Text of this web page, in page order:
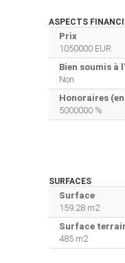
ASPECTS
Prix
1050000 EUR
Bien soumis à
Non
Honoraires (en
5000000 %
SURFACES
Surface
159.28 m2
Surface
485 m2